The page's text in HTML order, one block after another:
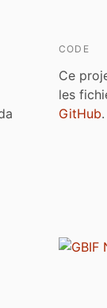
CODE
Ce
les
GitHub.